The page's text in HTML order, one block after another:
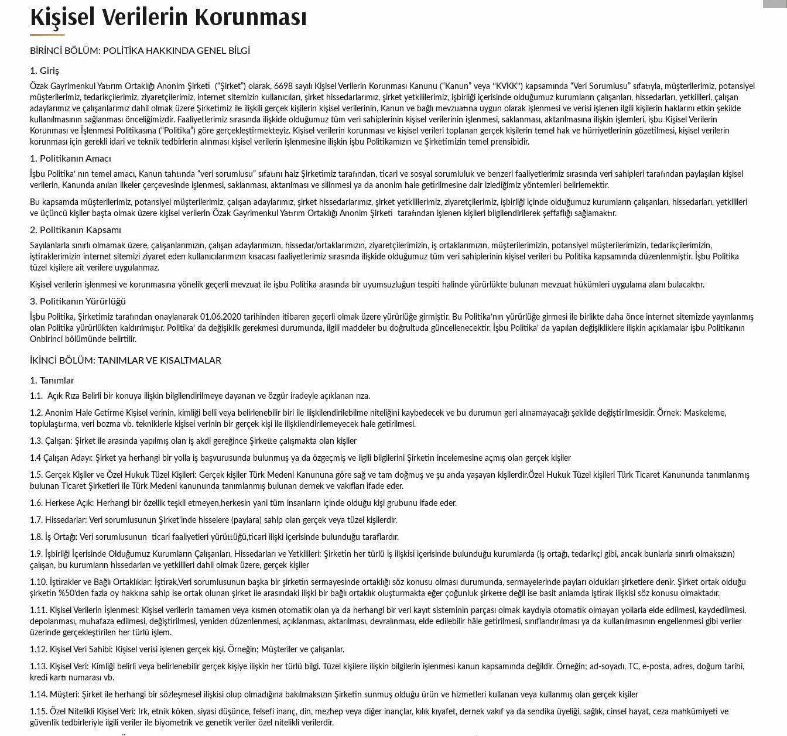
Kişisel Verilerin Korunması
BİRİNCİ BÖLÜM: POLİTİKA HAKKINDA GENEL BİLGİ
1. Giriş
Özak Gayrimenkul Yatırım Ortaklığı Anonim Şirketi (“Şirket”) olarak, 6698 sayılı Kişisel Verilerin Korunması Kanunu (“Kanun” veya ‘’KVKK’’) kapsamında “Veri Sorumlusu” sıfatıyla, müşterilerimiz, potansiyel
müşterilerimiz, tedarikçilerimiz, ziyaretçilerimiz, internet sitemizin kullanıcıları, şirket hissedarlarımız, şirket yetkililerimiz, işbirliği içerisinde olduğumuz kurumların çalışanları, hissedarları, yetkilileri, çalışan
adaylarımız ve çalışanlarımız dahil olmak üzere Şirketimiz ile ilişkili gerçek kişilerin kişisel verilerinin, Kanun ve bağlı mevzuatına uygun olarak işlenmesi ve verisi işlenen ilgili kişilerin haklarını etkin şekilde
kullanılmasının sağlanması önceliğimizdir. Faaliyetlerimiz sırasında ilişkide olduğumuz tüm veri sahiplerinin kişisel verilerinin işlenmesi, saklanması, aktarılmasına ilişkin işlemleri, işbu Kişisel Verilerin
Korunması ve İşlenmesi Politikasına (“Politika”) göre gerçekleştirmekteyiz. Kişisel verilerin korunması ve kişisel verileri toplanan gerçek kişilerin temel hak ve hürriyetlerinin gözetilmesi, kişisel verilerin
korunması için gerekli idari ve teknik tedbirlerin alınması kişisel verilerin işlenmesine ilişkin işbu Politikamızın ve Şirketimizin temel prensibidir.
1. Politikanın Amacı
İşbu Politika’ nın temel amacı, Kanun tahtında “veri sorumlusu” sıfatını haiz Şirketimiz tarafından, ticari ve sosyal sorumluluk ve benzeri faaliyetlerimiz sırasında veri sahipleri tarafından paylaşılan kişisel
verilerin, Kanunda anılan ilkeler çerçevesinde işlenmesi, saklanması, aktarılması ve silinmesi ya da anonim hale getirilmesine dair izlediğimiz yöntemleri belirlemektir.
Bu kapsamda müşterilerimiz, potansiyel müşterilerimiz, çalışan adaylarımız, şirket hissedarlarımız, şirket yetkililerimiz, ziyaretçilerimiz, işbirliği içinde olduğumuz kurumların çalışanları, hissedarları, yetkilileri
ve üçüncü kişiler başta olmak üzere kişisel verilerin Özak Gayrimenkul Yatırım Ortaklığı Anonim Şirketi tarafından işlenen kişileri bilgilendirilerek şeffaflığı sağlamaktır.
2. Politikanın Kapsamı
Sayılanlarla sınırlı olmamak üzere, çalışanlarımızın, çalışan adaylarımızın, hissedar/ortaklarımızın, ziyaretçilerimizin, iş ortaklarımızın, müşterilerimizin, potansiyel müşterilerimizin, tedarikçilerimizin,
iştiraklerimizin internet sitemizi ziyaret eden kullanıcılarımızın kısacası faaliyetlerimiz sırasında ilişkide olduğumuz tüm veri sahiplerinin kişisel verileri bu Politika kapsamında düzenlenmiştir. İşbu Politika
tüzel kişilere ait verilere uygulanmaz.
Kişisel verilerin işlenmesi ve korunmasına yönelik geçerli mevzuat ile işbu Politika arasında bir uyumsuzluğun tespiti halinde yürürlükte bulunan mevzuat hükümleri uygulama alanı bulacaktır.
3. Politikanın Yürürlüğü
İşbu Politika, Şirketimiz tarafından onaylanarak 01.06.2020 tarihinden itibaren geçerli olmak üzere yürürlüğe girmiştir. Bu Politika’nın yürürlüğe girmesi ile birlikte daha önce internet sitemizde yayınlanmış
olan Politika yürürlükten kaldırılmıştır. Politika’ da değişiklik gerekmesi durumunda, ilgili maddeler bu doğrultuda güncellenecektir. İşbu Politika’ da yapılan değişikliklere ilişkin açıklamalar işbu Politikanın
Onbirinci bölümünde belirtilir.
İKİNCİ BÖLÜM: TANIMLAR VE KISALTMALAR
1. Tanımlar
1.1. Açık Rıza Belirli bir konuya ilişkin bilgilendirilmeye dayanan ve özgür iradeyle açıklanan rıza.
1.2. Anonim Hale Getirme Kişisel verinin, kimliği belli veya belirlenebilir biri ile ilişkilendirilebilme niteliğini kaybedecek ve bu durumun geri alınamayacağı şekilde değiştirilmesidir. Örnek: Maskeleme,
toplulaştırma, veri bozma vb. tekniklerle kişisel verinin bir gerçek kişi ile ilişkilendirilemeyecek hale getirilmesi.
1.3. Çalışan: Şirket ile arasında yapılmış olan iş akdi gereğince Şirkette çalışmakta olan kişiler
1.4 Çalışan Adayı: Şirket ya herhangi bir yolla iş başvurusunda bulunmuş ya da özgeçmiş ve ilgili bilgilerini Şirketin incelemesine açmış olan gerçek kişiler
1.5. Gerçek Kişiler ve Özel Hukuk Tüzel Kişileri: Gerçek kişiler Türk Medeni Kanununa göre sağ ve tam doğmuş ve şu anda yaşayan kişilerdir.Özel Hukuk Tüzel kişileri Türk Ticaret Kanununda tanımlanmış
bulunan Ticaret Şirketleri ile Türk Medeni kanununda tanımlanmış bulunan dernek ve vakıfları ifade eder.
1.6. Herkese Açık: Herhangi bir özellik teşkil etmeyen,herkesin yani tüm insanların içinde olduğu kişi grubunu ifade eder.
1.7. Hissedarlar: Veri sorumlusunun Şirket'inde hisselere (paylara) sahip olan gerçek veya tüzel kişilerdir.
1.8. İş Ortağı: Veri sorumlusunun ticari faaliyetleri yürüttüğü,ticari ilişki içerisinde bulunduğu taraflardır.
1.9. İşbirliği İçerisinde Olduğumuz Kurumların Çalışanları, Hissedarları ve Yetkilileri: Şirketin her türlü iş ilişkisi içerisinde bulunduğu kurumlarda (iş ortağı, tedarikçi gibi, ancak bunlarla sınırlı olmaksızın)
çalışan, bu kurumların hissedarları ve yetkilileri dahil olmak üzere, gerçek kişiler
1.10. İştirakler ve Bağlı Ortaklıklar: İştirak,Veri sorumlusunun başka bir şirketin sermayesinde ortaklığı söz konusu olması durumunda, sermayelerinde payları oldukları şirketlere denir. Şirket ortak olduğu
şirketin %50’den fazla oy hakkına sahip ise ortak olunan şirket ile arasındaki ilişki bir bağlı ortaklık oluşturmakta eğer çoğunluk şirkette değil ise basit anlamda iştirak ilişkisi söz konusu olmaktadır.
1.11. Kişisel Verilerin İşlenmesi: Kişisel verilerin tamamen veya kısmen otomatik olan ya da herhangi bir veri kayıt sisteminin parçası olmak kaydıyla otomatik olmayan yollarla elde edilmesi, kaydedilmesi,
depolanması, muhafaza edilmesi, değiştirilmesi, yeniden düzenlenmesi, açıklanması, aktarılması, devralınması, elde edilebilir hâle getirilmesi, sınıflandırılması ya da kullanılmasının engellenmesi gibi veriler
üzerinde gerçekleştirilen her türlü işlem.
1.12. Kişisel Veri Sahibi: Kişisel verisi işlenen gerçek kişi. Örneğin; Müşteriler ve çalışanlar.
1.13. Kişisel Veri: Kimliği belirli veya belirlenebilir gerçek kişiye ilişkin her türlü bilgi. Tüzel kişilere ilişkin bilgilerin işlenmesi kanun kapsamında değildir. Örneğin; ad-soyadı, TC, e-posta, adres, doğum tarihi,
kredi kartı numarası vb.
1.14. Müşteri: Şirket ile herhangi bir sözleşmesel ilişkisi olup olmadığına bakılmaksızın Şirketin sunmuş olduğu ürün ve hizmetleri kullanan veya kullanmış olan gerçek kişiler
1.15. Özel Nitelikli Kişisel Veri:
Irk, etnik köken, siyasi düşünce, felsefi inanç, din, mezhep veya diğer inançlar, kılık kıyafet, dernek vakıf ya da sendika üyeliği, sağlık, cinsel hayat, ceza mahkûmiyeti ve
güvenlik tedbirleriyle ilgili veriler ile biyometrik ve genetik veriler özel nitelikli verilerdir.